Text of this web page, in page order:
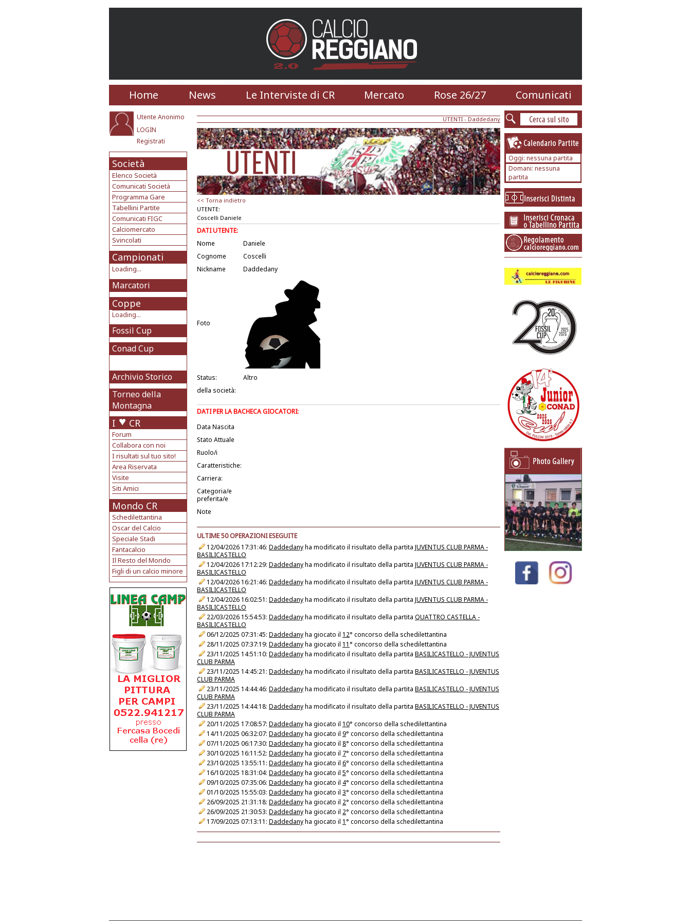
Home News Le Interviste di CR Mercato Rose 26/27 Comunicati
Utente Anonimo
LOGIN
Registrati
Società
Elenco Società
Comunicati Società
Programma Gare
Tabellini Partite
Comunicati FIGC
Calciomercato
Svincolati
Campionati
Loading...
Marcatori
Coppe
Loading...
Fossil Cup
Conad Cup
Archivio Storico
Torneo della
Montagna
I CR
Forum
Collabora con noi
I risultati sul tuo sito!
Area Riservata
Visite
Siti Amici
Mondo CR
Schedilettantina
Oscar del Calcio
Speciale Stadi
Fantacalcio
Il Resto del Mondo
Figli di un calcio minore
UTENTI - Daddedany
<< Torna indietro
UTENTE:
Coscelli Daniele
DATI UTENTE:
Nome
Daniele
Cognome
Coscelli
Nickname
Daddedany
Foto
Status:
Altro
della società:
DATI PER LA BACHECA GIOCATORI:
Data Nascita
Stato Attuale
Ruolo/i
Caratteristiche:
Carriera:
Categoria/e
preferita/e
Note
ULTIME 50 OPERAZIONI ESEGUITE
12/04/2026 17:31:46: Daddedanyha modificato il risultato della partita JUVENTUS CLUB PARMA -
BASILICASTELLO
12/04/2026 17:12:29: Daddedanyha modificato il risultato della partita JUVENTUS CLUB PARMA -
BASILICASTELLO
12/04/2026 16:21:46: Daddedanyha modificato il risultato della partita JUVENTUS CLUB PARMA -
BASILICASTELLO
12/04/2026 16:02:51: Daddedanyha modificato il risultato della partita JUVENTUS CLUB PARMA -
BASILICASTELLO
22/03/2026 15:54:53: Daddedanyha modificato il risultato della partita QUATTRO CASTELLA -
BASILICASTELLO
06/12/2025 07:31:45: Daddedanyha giocato il 12° concorso della schedilettantina
28/11/2025 07:37:19: Daddedanyha giocato il 11 ° concorso della schedilettantina
23/11/2025 14:51:10: Daddedanyha modificato il risultato della partita BASILICASTELLO - JUVENTUS
CLUB PARMA
23/11/2025 14:45:21: Daddedanyha modificato il risultato della partita BASILICASTELLO - JUVENTUS
CLUB PARMA
23/11/2025 14:44:46: Daddedanyha modificato il risultato della partita BASILICASTELLO - JUVENTUS
CLUB PARMA
23/11/2025 14:44:18: Daddedanyha modificato il risultato della partita BASILICASTELLO - JUVENTUS
CLUB PARMA
20/11/2025 17:08:57: Daddedanyha giocato il 10° concorso della schedilettantina
14/11/2025 06:32:07: Daddedanyha giocato il 9° concorso della schedilettantina
07/11/2025 06:17:30: Daddedanyha giocato il 8° concorso della schedilettantina
30/10/2025 16:11:52: Daddedanyha giocato il 7° concorso della schedilettantina
23/10/2025 13:55:11: Daddedanyha giocato il 6° concorso della schedilettantina
16/10/2025 18:31:04: Daddedanyha giocato il 5° concorso della schedilettantina
09/10/2025 07:35:06: Daddedanyha giocato il 4° concorso della schedilettantina
01/10/2025 15:55:03: Daddedanyha giocato il 3° concorso della schedilettantina
26/09/2025 21:31:18: Daddedanyha giocato il 2° concorso della schedilettantina
26/09/2025 21:30:53: Daddedanyha giocato il 2° concorso della schedilettantina
17/09/2025 07:13:11: Daddedanyha giocato il 1 ° concorso della schedilettantina
Oggi: nessuna partita
Domani: nessuna
partita